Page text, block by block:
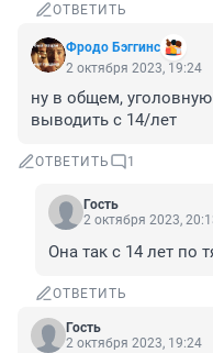
ОТВЕТИТЬ
Фродо Бэггинс
2 октября 2023, 19:24
ну в общем,
выводить с 14/лет
ОТВЕТИТЬ 1
Гость
2 октября 2023,
Она так с 14 лет по
ОТВЕТИТЬ
Гость
2 октября 2023, 19:24